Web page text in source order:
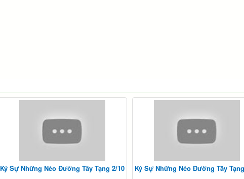
Ký Sự Những Nẻo Đường Tây Tạng 2/10 Ký Sự Những Nẻo Đường Tây